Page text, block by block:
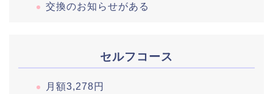
交換のお知らせがある
セルフコース
月額3,278円